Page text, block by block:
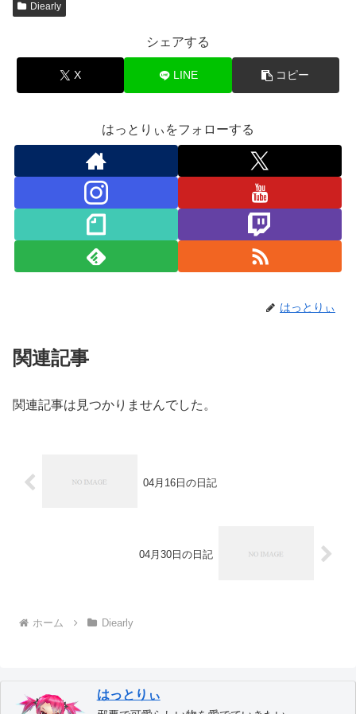
Diearly
シェアする
X LINE コピー
はっとりぃをフォローする
はっとりぃ
関連記事
関連記事は見つかりませんでした。
04月16日の日記
04月30日の日記
ホーム Diearly
はっとりぃ